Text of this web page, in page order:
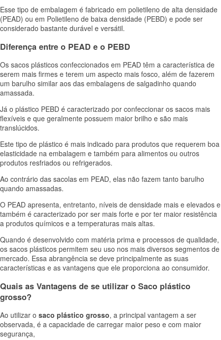
Esse tipo de embalagem é fabricado em polietileno de alta densidade
(PEAD) ou em Polietileno de baixa densidade (PEBD) e pode ser
considerado bastante durável e versátil.
Diferença entre o PEAD e o PEBD
Os sacos plásticos confeccionados em PEAD têm a característica de
serem mais firmes e terem um aspecto mais fosco, além de fazerem
um barulho similar aos das embalagens de salgadinho quando
amassada.
Já o plástico PEBD é caracterizado por confeccionar os sacos mais
flexíveis e que geralmente possuem maior brilho e são mais
translúcidos.
Este tipo de plástico é mais indicado para produtos que requerem boa
elasticidade na embalagem e também para alimentos ou outros
produtos resfriados ou refrigerados.
Ao contrário das sacolas em PEAD, elas não fazem tanto barulho
quando amassadas.
O PEAD apresenta, entretanto, níveis de densidade mais e elevados e
também é caracterizado por ser mais forte e por ter maior resistência
a produtos químicos e a temperaturas mais altas.
Quando é desenvolvido com matéria prima e processos de qualidade,
os sacos plásticos permitem seu uso nos mais diversos segmentos de
mercado. Essa abrangência se deve principalmente as suas
características e as vantagens que ele proporciona ao consumidor.
Quais as Vantagens de se utilizar o Saco plástico
grosso?
Ao utilizar o saco plástico grosso, a principal vantagem a ser
observada, é a capacidade de carregar maior peso e com maior
segurança,